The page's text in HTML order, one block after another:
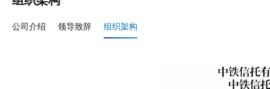
公司介绍 领导致辞 组织架构